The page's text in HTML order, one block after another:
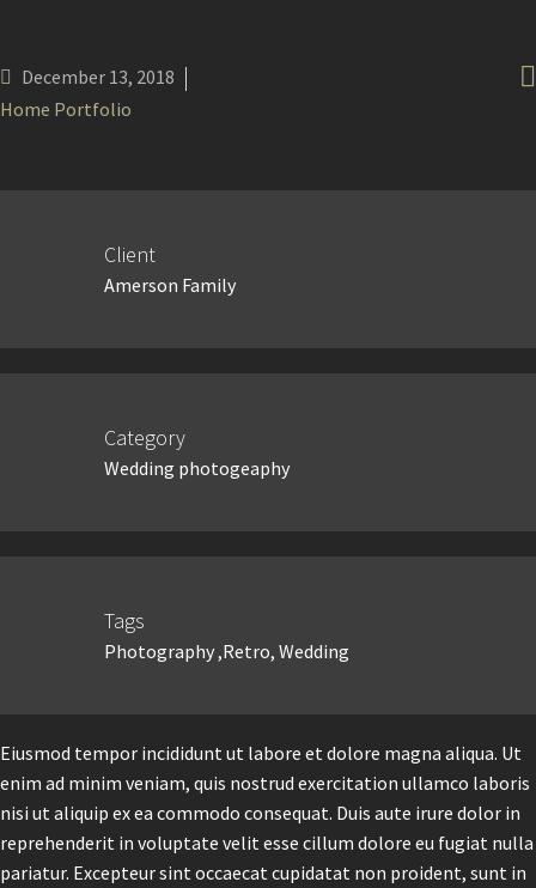

December 13, 2018
Home Portfolio
Client
Amerson Family
Category
Wedding photogeaphy
Tags
Photography ,Retro, Wedding
Eiusmod tempor incididunt ut labore et dolore magna aliqua. Ut
enim ad minim veniam, quis nostrud exercitation ullamco laboris
nisi ut aliquip ex ea commodo consequat. Duis aute irure dolor in
reprehenderit in voluptate velit esse cillum dolore eu fugiat nulla
pariatur. Excepteur sint occaecat cupidatat non proident, sunt in